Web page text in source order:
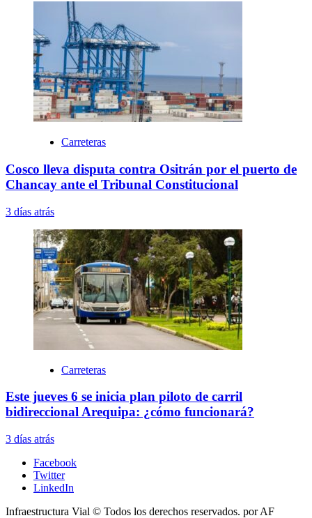
Carreteras
Cosco lleva disputa contra Ositrán por el puerto de
Chancay ante el Tribunal Constitucional
3 días atrás
Carreteras
Este jueves 6 se inicia plan piloto de carril
bidireccional Arequipa: ¿cómo funcionará?
3 días atrás
Facebook
Twitter
LinkedIn
Infraestructura Vial © Todos los derechos reservados. por AF